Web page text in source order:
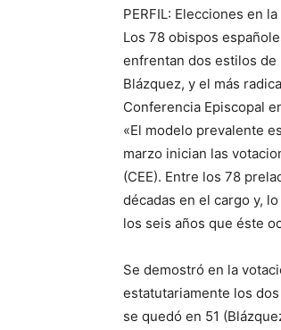
PERFIL: Elecciones en
Los 78 obispos
enfrentan dos estilos de
Blázquez, y el más
Conferencia Episcopal
«El modelo prevalente
marzo inician las
(CEE). Entre los 78
décadas en el cargo y,
los seis años que éste
Se demostró en la
estatutariamente los
se quedó en 51